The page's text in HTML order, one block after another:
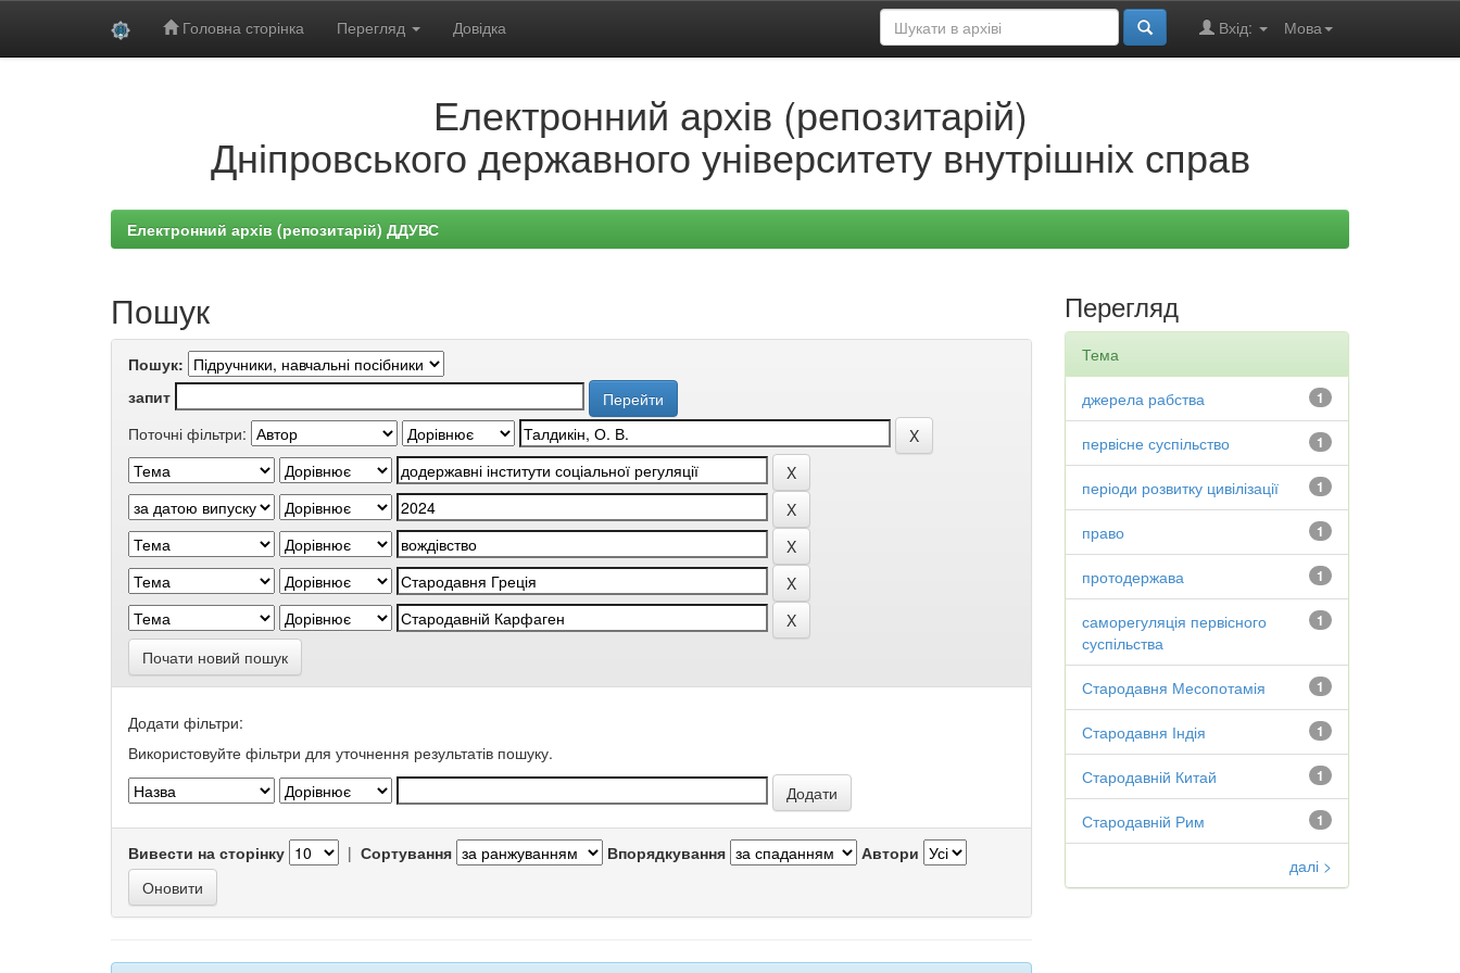
Головна сторінка Перегляд Довідка Мова
Вхід:
Електронний архів (репозитарій)
Дніпровського державного університету внутрішніх справ
Електронний архів (репозитарій) ДДУВС
Пошук
Пошук:
запит
Поточні фільтри:
Почати новий пошук
Додати фільтри:
Використовуйте фільтри для уточнення результатів пошуку.
Вивести на сторінку | Сортування Впорядкування Автори
Перегляд
Тема
1
джерела рабства
1
первісне суспільство
1
періоди розвитку цивілізації
1
право
1
протодержава
1
саморегуляція первісного
суспільства
1
Стародавня Месопотамія
1
Стародавня Індія
1
Стародавній Китай
1
Стародавній Рим
далі >